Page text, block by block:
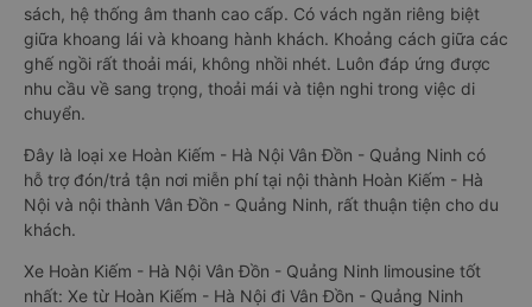
sách, hệ thống âm thanh cao cấp. Có vách ngăn riêng biệt
giữa khoang lái và khoang hành khách. Khoảng cách giữa các
ghế ngồi rất thoải mái, không nhồi nhét. Luôn đáp ứng được
nhu cầu về sang trọng, thoải mái và tiện nghi trong việc di
chuyển.
Đây là loại xe Hoàn Kiếm - Hà Nội Vân Đồn - Quảng Ninh có
hỗ trợ đón/trả tận nơi miễn phí tại nội thành Hoàn Kiếm - Hà
Nội và nội thành Vân Đồn - Quảng Ninh, rất thuận tiện cho du
khách.
Xe Hoàn Kiếm - Hà Nội Vân Đồn - Quảng Ninh limousine tốt
nhất: Xe từ Hoàn Kiếm - Hà Nội đi Vân Đồn - Quảng Ninh